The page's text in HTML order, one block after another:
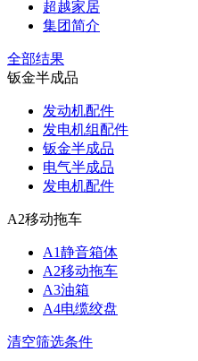
超越家居
集团简介
全部结果
钣金半成品
发动机配件
发电机组配件
钣金半成品
电气半成品
发电机配件
A2移动拖车
A1静音箱体
A2移动拖车
A3油箱
A4电缆绞盘
清空筛选条件